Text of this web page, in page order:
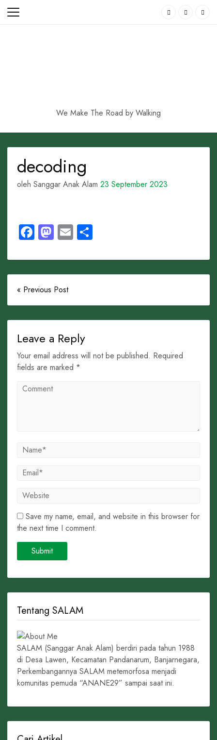
Skip
We Make The Road by Walking
decoding
oleh Sanggar Anak Alam 23 September 2023
Facebook
Mastodon
Email
« Previous Post
Leave a Reply
Your email address will not be published. Required
fields are marked *
Save my name, email, and website in this browser for
the next time I comment.
Tentang SALAM
SALAM (Sanggar Anak Alam) berdiri pada tahun 1988
di Desa Lawen, Kecamatan Pandanarum, Banjarnegara,
Perkembangannya SALAM metemorfosa menjadi
komunitas pemuda “ANANE29” sampai saat ini.